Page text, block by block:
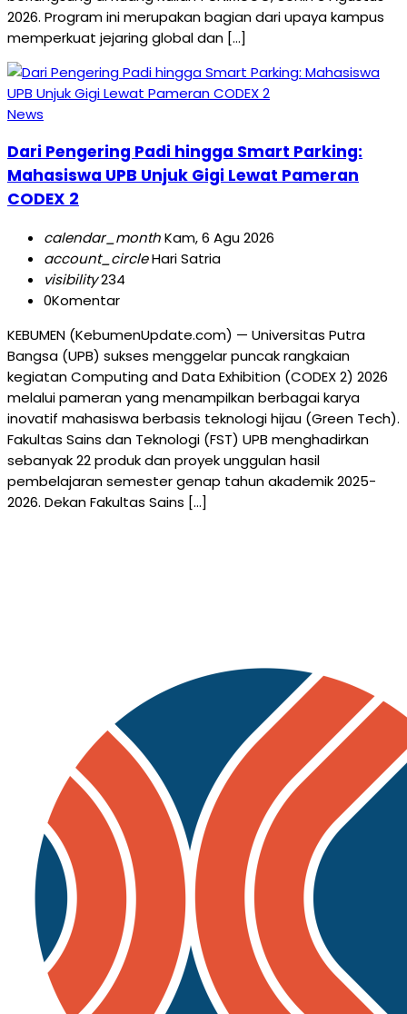
2026. Program ini merupakan bagian dari upaya kampus
memperkuat jejaring global dan […]
News
Dari Pengering Padi hingga Smart Parking:
Mahasiswa UPB Unjuk Gigi Lewat Pameran
CODEX 2
calendar_monthKam, 6 Agu 2026
account_circleHari Satria
visibility234
0Komentar
KEBUMEN (KebumenUpdate.com) — Universitas Putra
Bangsa (UPB) sukses menggelar puncak rangkaian
kegiatan Computing and Data Exhibition (CODEX 2) 2026
melalui pameran yang menampilkan berbagai karya
inovatif mahasiswa berbasis teknologi hijau (Green Tech).
Fakultas Sains dan Teknologi (FST) UPB menghadirkan
sebanyak 22 produk dan proyek unggulan hasil
pembelajaran semester genap tahun akademik 2025-
2026. Dekan Fakultas Sains […]